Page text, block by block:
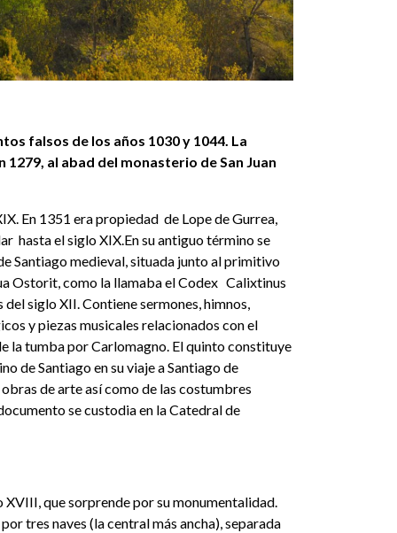
falsos de los años 1030 y 1044. La
al abad del monasterio de San Juan
En 1351 era propiedad de Lope de Gurrea,
hasta el siglo XIX.En su antiguo término se
Santiago medieval, situada junto al primitivo
Ostorit, como la llamaba el Codex Calixtinus
siglo XII. Contiene sermones, himnos,
y piezas musicales relacionados con el
la tumba por Carlomagno. El quinto constituye
de Santiago en su viaje a Santiago de
de arte así como de las costumbres
se custodia en la Catedral de
XVIII, que sorprende por su monumentalidad.
tres naves (la central más ancha), separada